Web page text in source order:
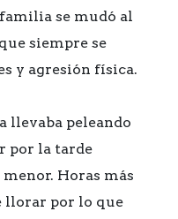
se mudó al
siempre se
y agresión física.
llevaba peleando
por la tarde
Horas más
llorar por lo que